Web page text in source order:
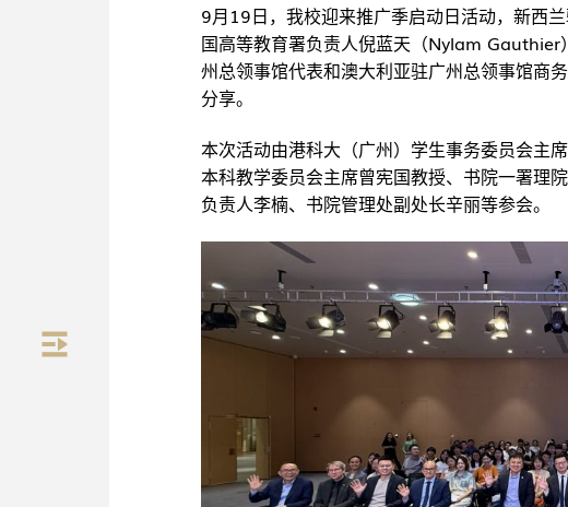
9月19日，我校迎来推广季启动日活动，新西
国高等教育署负责人倪蓝天（Nylam Gauthier
州总领事馆代表和澳大利亚驻广州总领事馆商
分享。
本次活动由港科大（广州）学生事务委员会主
本科教学委员会主席曾宪国教授、书院一署理
负责人李楠、书院管理处副处长辛丽等参会。